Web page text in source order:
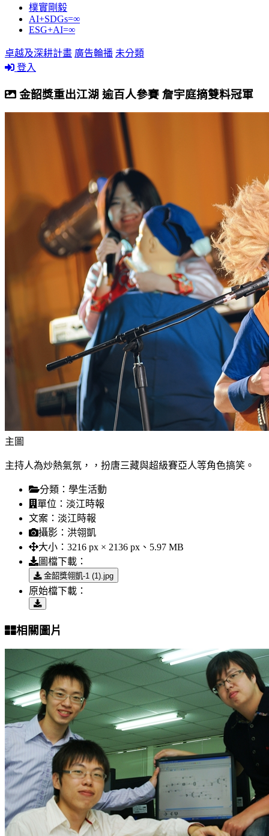
樸實剛毅
AI+SDGs=∞
ESG+AI=∞
卓越及深耕計畫 廣告輪播 未分類
登入
金韶獎重出江湖 逾百人參賽 詹宇庭摘雙料冠軍
主圖
主持人為炒熱氣氛，，扮唐三藏與超級賽亞人等角色搞笑。
分類： 學生活動
單位： 淡江時報
文案： 淡江時報
攝影： 洪翎凱
大小： 3216 px × 2136 px、5.97 MB
圖檔下載：
金韶獎翎凱-1 (1).jpg
原始檔下載：
相關圖片